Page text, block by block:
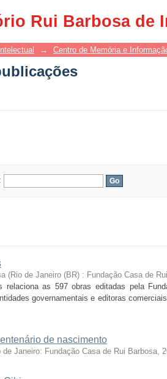
Rui Barbosa de
→ Centro de Memória e
(Rio de Janeiro (BR) : Fundação Casa de
relaciona as 597 obras editadas pela
governamentais e editoras
de nascimento
de Janeiro: Fundação Casa de Rui Barbosa,